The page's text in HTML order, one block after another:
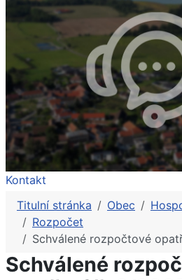
Kontakt
Titulní stránka
Obec
Rozpočet
Schválené rozpočtové
Schválené